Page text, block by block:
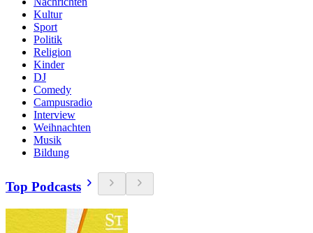
Kultur
Sport
Politik
Religion
Kinder
DJ
Comedy
Campusradio
Interview
Weihnachten
Musik
Bildung
Top Podcasts